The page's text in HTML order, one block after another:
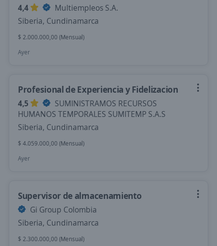
4,4
Multiempleos S.A.
Siberia, Cundinamarca
$ 2.000.000,00 (Mensual)
Ayer
Profesional de Experiencia y Fidelizacion
4,5
SUMINISTRAMOS RECURSOS
HUMANOS TEMPORALES SUMITEMP S.A.S
Siberia, Cundinamarca
$ 4.059.000,00 (Mensual)
Ayer
Supervisor de almacenamiento
Gi Group Colombia
Siberia, Cundinamarca
$ 2.300.000,00 (Mensual)